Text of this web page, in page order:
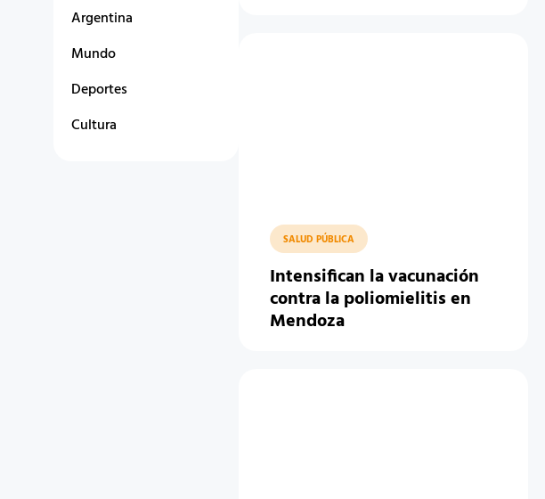
Argentina
Mundo
Deportes
Cultura
SALUD PÚBLICA
Intensifican la vacunación
contra la poliomielitis en
Mendoza